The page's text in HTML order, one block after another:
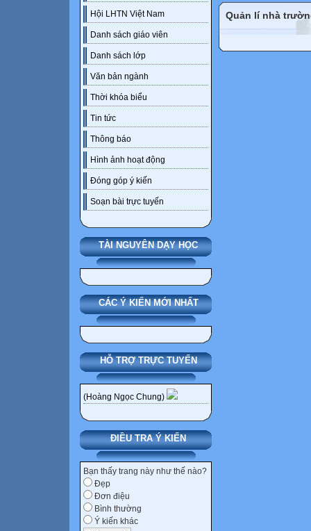
Hội LHTN Việt Nam
Danh sách giáo viên
Danh sách lớp
Văn bản ngành
Thời khóa biểu
Tin tức
Thông báo
Hình ảnh hoạt động
Đóng góp ý kiến
Soạn bài trực tuyến
TÀI NGUYÊN DẠY HỌC
CÁC Ý KIẾN MỚI NHẤT
HỖ TRỢ TRỰC TUYẾN
(Hoàng Ngọc Chung)
ĐIỀU TRA Ý KIẾN
Bạn thấy trang này như thế nào?
Đẹp
Đơn điệu
Bình thường
Ý kiến khác
Quản lí nhà